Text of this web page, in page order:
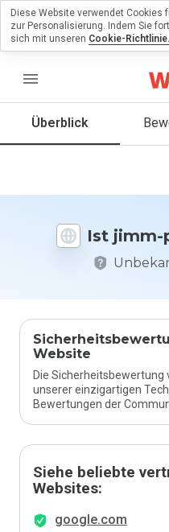
menu
Überblick
Ist jimm-
Website
Die Sicherheitsbewertung
unserer einzigartigen
Bewertungen der
Siehe beliebte
Websites:
google.com
eine
würden
Website
auf einer
Skala von
Diese Website verwendet Cookies
zur Personalisierung. Indem Sie
sich mit unseren Cookie-Richtlinie.